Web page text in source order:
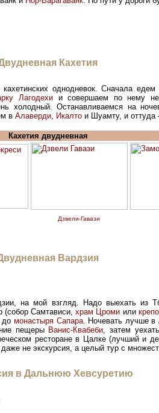
Кахетия
однодневок. Сначала
Лагодехии совершаем по нему
холодный. Останавливаемся на
в Алаверди, Икалто и Шуамту, и
Кахетия двудневная
Дзвели-Гавази
Вардзия
на мой взгляд. Надо выехать из
(собор Самтависи,храм Цроми или
домонастыря Сапара. Ночевать лучше в
пещеры Ванис-Квабеби , затем
ресторане в Цалке (лучший и
не экскурсия, а целый тур с
в Дальнюю Хевсуретию